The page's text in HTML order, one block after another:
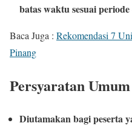
batas waktu sesuai
Baca Juga : Rekomendasi 7
Pinang
Persyaratan
Diutamakan bagi peserta